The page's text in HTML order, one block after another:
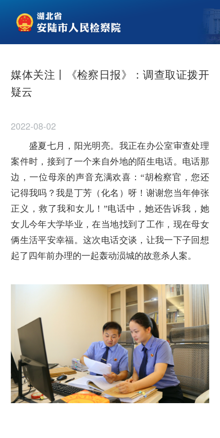
媒体关注丨《检察日报》：调查取证拨开
疑云
2022-08-02
盛夏七月，阳光明亮。我正在办公室审查处理
案件时，接到了一个来自外地的陌生电话。电话那
边，一位母亲的声音充满欢喜：“胡检察官，您还
记得我吗？我是丁芳（化名）呀！谢谢您当年伸张
正义，救了我和女儿！”电话中，她还告诉我，她
女儿今年大学毕业，在当地找到了工作，现在母女
俩生活平安幸福。这次电话交谈，让我一下子回想
起了四年前办理的一起轰动涢城的故意杀人案。